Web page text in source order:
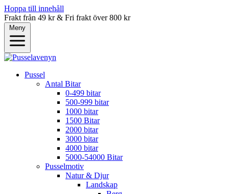
Hoppa till innehåll
Frakt från 49 kr & Fri frakt över 800 kr
Meny
Pussel
Antal Bitar
0-499 bitar
500-999 bitar
1000 bitar
1500 Bitar
2000 bitar
3000 bitar
4000 bitar
5000-54000 Bitar
Pusselmotiv
Natur & Djur
Landskap